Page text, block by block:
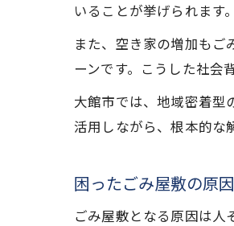
いることが挙げられます
また、空き家の増加も
ーンです。こうした社会
大館市では、地域密着型
活用しながら、根本的な
困ったごみ屋敷の原
ごみ屋敷となる原因は